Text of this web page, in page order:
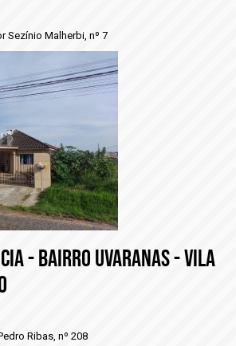
Sezínio Malherbi, nº 7
- BAIRRO UVARANAS - VILA
Ribas, nº 208